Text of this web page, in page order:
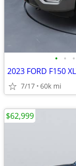
• • •
7/17 60k mi
$62,999